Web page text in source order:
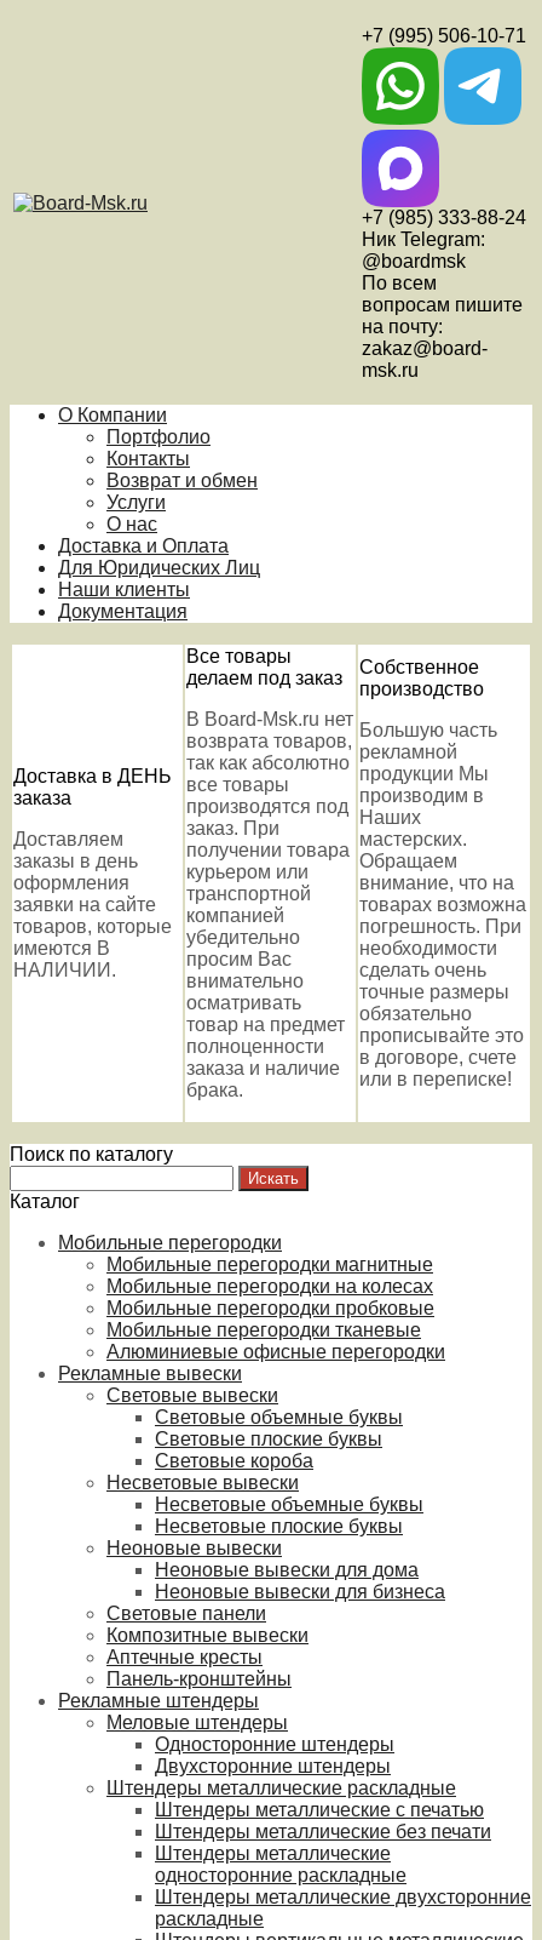
+7 (995) 506-10-71
+7 (985) 333-88-24
Ник Telegram:
@boardmsk
По всем
вопросам пишите
на почту:
zakaz@board-
msk.ru
О Компании
Портфолио
Контакты
Возврат и обмен
Услуги
О нас
Доставка и Оплата
Для Юридических Лиц
Наши клиенты
Документация
Доставка в ДЕНЬ
заказа
Доставляем
заказы в день
оформления
заявки на сайте
товаров, которые
имеются В
НАЛИЧИИ.
Все товары
делаем под заказ
В Board-Msk.ru нет
возврата товаров,
так как абсолютно
все товары
производятся под
заказ. При
получении товара
курьером или
транспортной
компанией
убедительно
просим Вас
внимательно
осматривать
товар на предмет
полноценности
заказа и наличие
брака.
Собственное
производство
Большую часть
рекламной
продукции Мы
производим в
Наших
мастерских.
Обращаем
внимание, что на
товарах возможна
погрешность. При
необходимости
сделать очень
точные размеры
обязательно
прописывайте это
в договоре, счете
или в переписке!
Поиск по каталогу
Каталог
Мобильные перегородки
Мобильные перегородки магнитные
Мобильные перегородки на колесах
Мобильные перегородки пробковые
Мобильные перегородки тканевые
Алюминиевые офисные перегородки
Рекламные вывески
Световые вывески
Световые объемные буквы
Световые плоские буквы
Световые короба
Несветовые вывески
Несветовые объемные буквы
Несветовые плоские буквы
Неоновые вывески
Неоновые вывески для дома
Неоновые вывески для бизнеса
Световые панели
Композитные вывески
Аптечные кресты
Панель-кронштейны
Рекламные штендеры
Меловые штендеры
Односторонние штендеры
Двухсторонние штендеры
Штендеры металлические раскладные
Штендеры металлические с печатью
Штендеры металлические без печати
Штендеры металлические
односторонние раскладные
Штендеры металлические двухсторонние
раскладные